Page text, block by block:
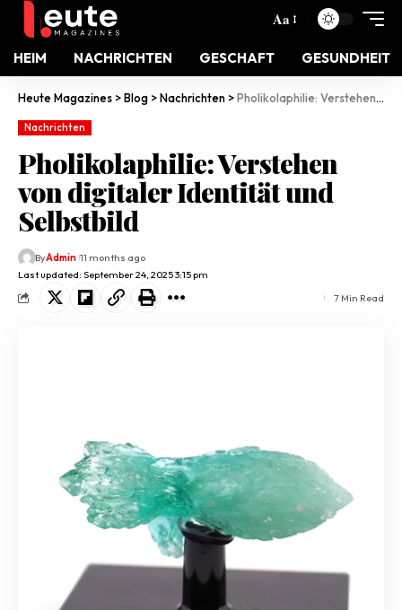
Aa
HEIM NACHRICHTEN GESCHAFT GESUNDHEIT
Heute Magazines >Blog >Nachrichten >Pholikolaphilie: Verstehen von digitaler Identität und Selbstbild
Nachrichten
Pholikolaphilie: Verstehen
von digitaler Identität und
Selbstbild
Last updated: September 24, 2025 3:15 pm
ByAdmin 11 months ago
7 Min Read